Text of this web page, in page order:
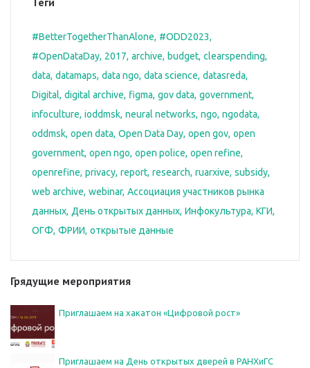
#BetterTogetherThanAlone #ODD2023
#OpenDataDay 2017 archive budget clearspending
data datamaps data ngo data science datasreda
Digital digital archive figma gov data government
infoculture ioddmsk neural networks ngo ngodata
oddmsk open data Open Data Day open gov open
government open ngo open police open refine
openrefine privacy report research ruarxive subsidy
web archive webinar Ассоциация участников рынка
данных День открытых данных Инфокультура КГИ
ОГФ ФРИИ открытые данные
Грядущие мероприятия
Приглашаем на хакатон «Цифровой рост»
Приглашаем на День открытых дверей в РАНХиГС